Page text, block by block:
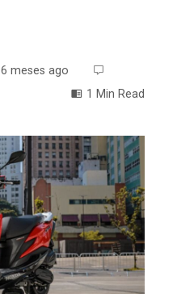
6 meses ago
1 Min Read